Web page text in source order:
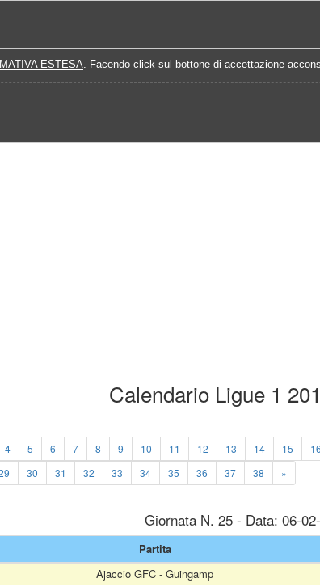
ESTESA. Facendo click sul bottone di accettazione
Calendario Ligue 1
4 5 6 7 8 9 10 11 12 13 14 15 16
30 31 32 33 34 35 36 37 38 »
Giornata N. 25 - Data: 06-
Partita
Ajaccio GFC - Guingamp